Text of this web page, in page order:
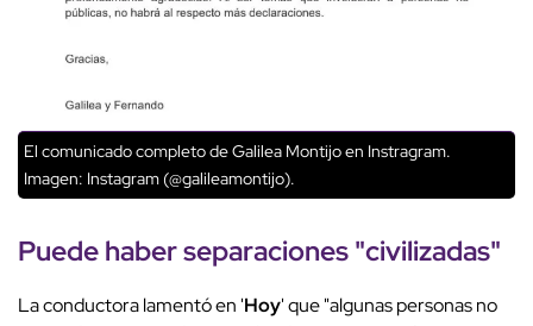
El comunicado completo de Galilea Montijo en Instragram.
Imagen: Instagram (@galileamontijo).
Puede haber separaciones "civilizadas"
La conductora lamentó en 'Hoy' que "algunas personas no